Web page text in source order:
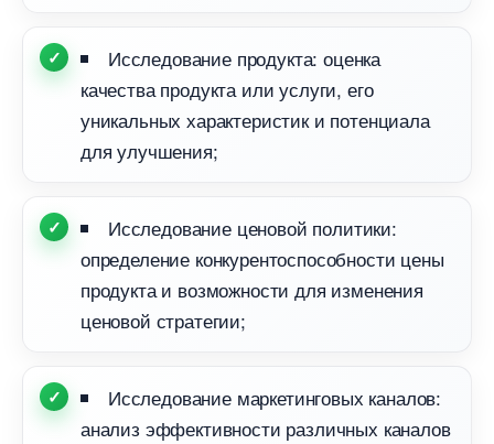
Исследование продукта: оценка
качества продукта или услуги, его
уникальных характеристик и потенциала
для улучшения;
Исследование ценовой политики:
определение конкурентоспособности цены
продукта и возможности для изменения
ценовой стратегии;
Исследование маркетинговых каналов:
анализ эффективности различных канало